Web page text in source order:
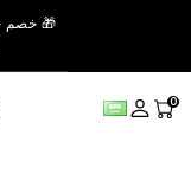
🎁 خصم خاص
0